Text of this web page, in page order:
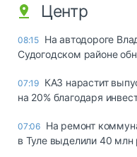
Центр
08:15 На автодороге
Судогодском районе
07:19 КАЗ нарастит
на 20% благодаря
07:06 На ремонт
в Туле выделили 40 млн